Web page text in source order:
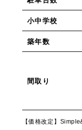
小中学校
築年数
間取り
【価格改定】